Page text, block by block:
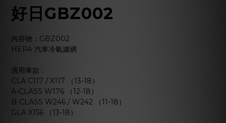
好日GBZ002
內容物：GBZ002
HEPA 汽車冷氣濾網
適用車款﹕
CLA C117 / X117 （13-18）
A-CLASS W176 （12-18）
B-CLASS W246 / W242 （11-18）
GLA X156 （13-18）